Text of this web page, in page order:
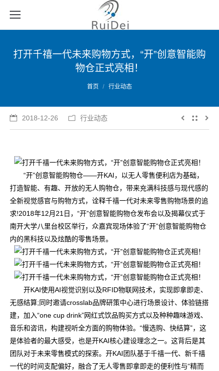
打开千禧一代未来购物方式，“开”创意智能购
物仓正式亮相！
首页 行业动态
2018-12-26 行业动态
“开”创意智能购物仓——开KAI，以无人零售便利店为基础，
打造智能、有趣、开放的无人购物仓，带来充满科技感与现代感的
全新视觉感官与购物方式，诠释千禧一代对未来零售购物场景的追
求!2018年12月21日，“开”创意智能购物仓发布会以及揭幕仪式于
南开大学八里台校区举行，众嘉宾现场体验了“开”创意智能购物仓
内的黑科技以及炫酷的零售场景。
开KAI使用AI视觉识别以及RFID物联网技术，实现即拿即走、
无感结算;同时邀请crosslab品牌研策中心进行场景设计、体验链搭
建，加入“one cup drink”网红式饮品购买方式以及种种趣味游戏、
音乐和咨讯，构建视听全方面的购物体验。“慢选购、快结算”，这
是体验者的最大感受，也是开KAI核心建设理念之一。这背后是其
团队对于未来零售模式的探索。开KAI团队基于千禧一代、新千禧
一代的时间支配偏好，融合了无人零售即拿即走的便利性与“精而